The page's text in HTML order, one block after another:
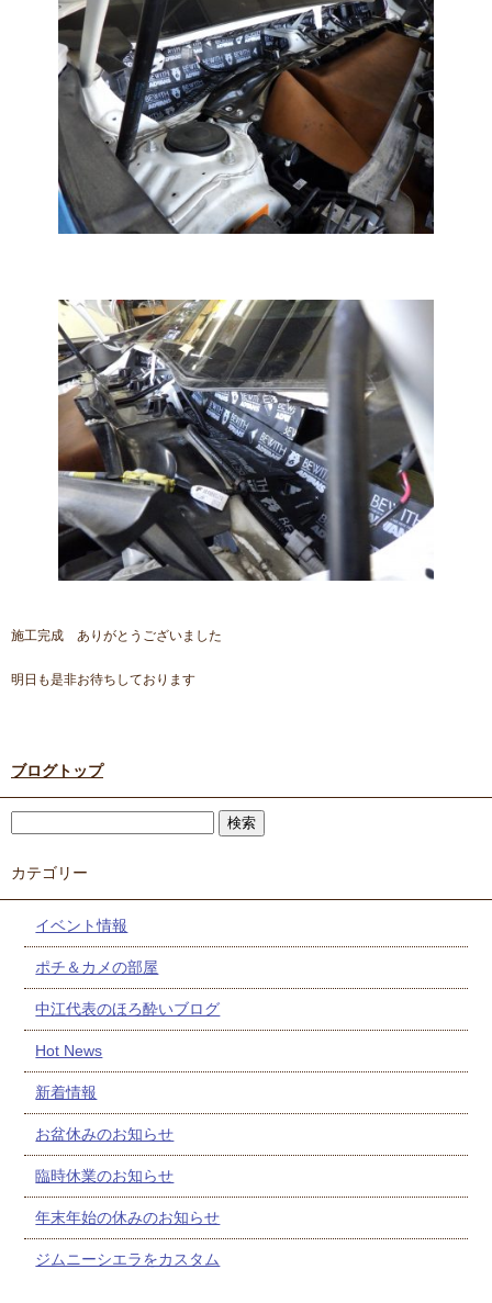
施工完成 ありがとうございました
明日も是非お待ちしております
ブログトップ
カテゴリー
イベント情報
ポチ＆カメの部屋
中江代表のほろ酔いブログ
Hot News
新着情報
お盆休みのお知らせ
臨時休業のお知らせ
年末年始の休みのお知らせ
ジムニーシエラをカスタム